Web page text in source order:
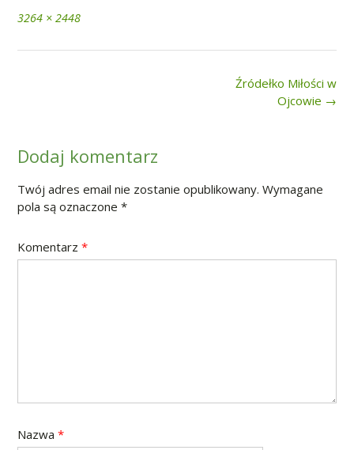
Full
3264 × 2448
Źródełko Miłości w
Ojcowie →
Dodaj komentarz
Twój adres email nie zostanie opublikowany. Wymagane
pola są oznaczone *
Komentarz *
Nazwa *